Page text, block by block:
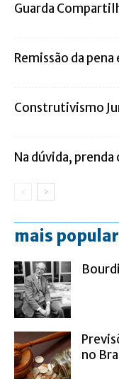
Guarda
Remissão da
Construtivismo
Na dúvida, prenda
mais
no